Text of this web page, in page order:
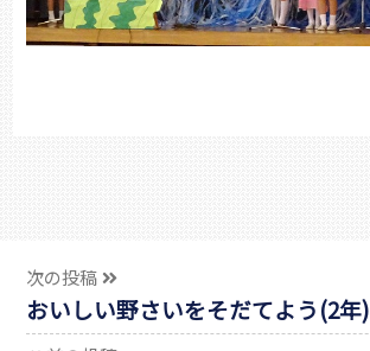
次の投稿
おいしい野さいをそだてよう(2年)